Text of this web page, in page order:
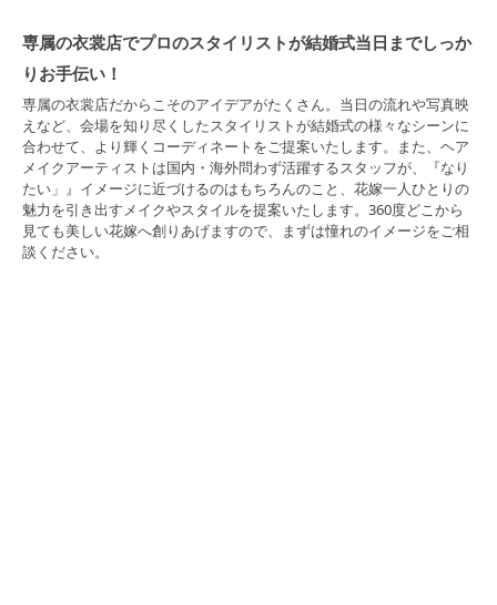
専属の衣裳店でプロのスタイリストが結婚式当日までしっか
りお手伝い！
専属の衣裳店だからこそのアイデアがたくさん。当日の流れや写真映
えなど、会場を知り尽くしたスタイリストが結婚式の様々なシーンに
合わせて、より輝くコーディネートをご提案いたします。また、ヘア
メイクアーティストは国内・海外問わず活躍するスタッフが、『なり
たい」』イメージに近づけるのはもちろんのこと、花嫁一人ひとりの
魅力を引き出すメイクやスタイルを提案いたします。360度どこから
見ても美しい花嫁へ創りあげますので、まずは憧れのイメージをご相
談ください。